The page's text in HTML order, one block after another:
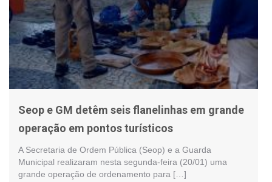
Seop e GM detêm seis flanelinhas em grande
operação em pontos turísticos
A Secretaria de Ordem Pública (Seop) e a Guarda
Municipal realizaram nesta segunda-feira (20/01) uma
grande operação de ordenamento para […]